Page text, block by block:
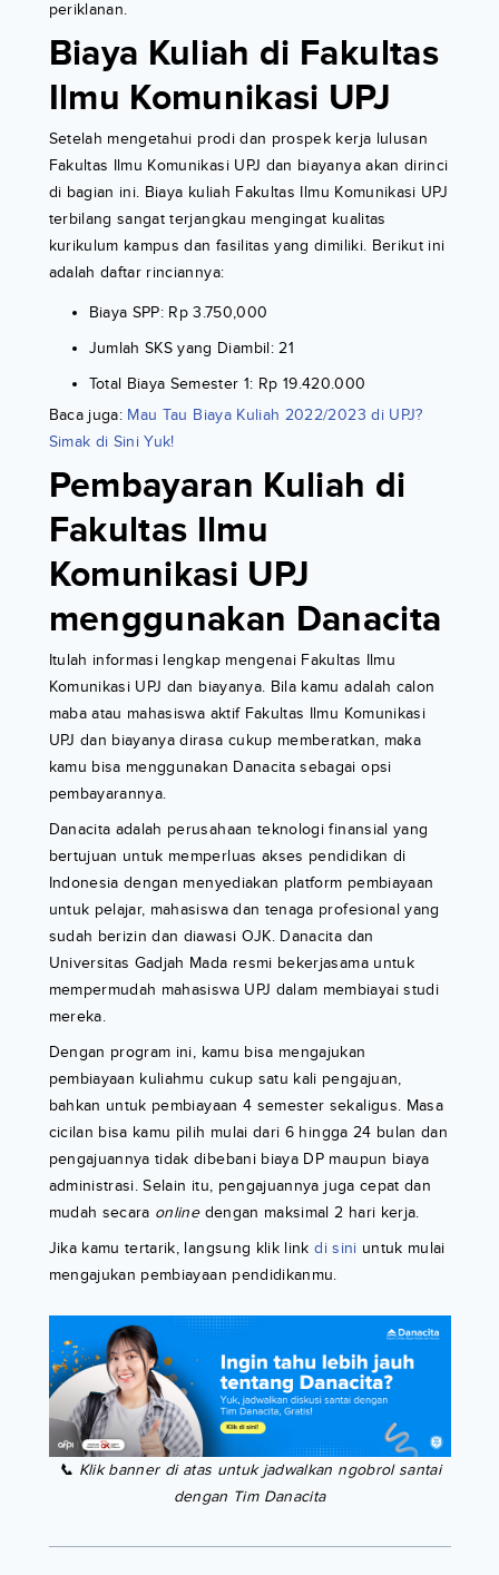
periklanan.
Biaya Kuliah di Fakultas
Ilmu Komunikasi UPJ
Setelah mengetahui prodi dan prospek kerja lulusan
Fakultas Ilmu Komunikasi UPJ dan biayanya akan dirinci
di bagian ini. Biaya kuliah Fakultas Ilmu Komunikasi UPJ
terbilang sangat terjangkau mengingat kualitas
kurikulum kampus dan fasilitas yang dimiliki. Berikut ini
adalah daftar rinciannya:
Biaya SPP: Rp 3.750,000
Jumlah SKS yang Diambil: 21
Total Biaya Semester 1: Rp 19.420.000
Baca juga: Mau Tau Biaya Kuliah 2022/2023 di UPJ?
Simak di Sini Yuk!
Pembayaran Kuliah di
Fakultas Ilmu
Komunikasi UPJ
menggunakan Danacita
Itulah informasi lengkap mengenai Fakultas Ilmu
Komunikasi UPJ dan biayanya. Bila kamu adalah calon
maba atau mahasiswa aktif Fakultas Ilmu Komunikasi
UPJ dan biayanya dirasa cukup memberatkan, maka
kamu bisa menggunakan Danacita sebagai opsi
pembayarannya.
Danacita adalah perusahaan teknologi finansial yang
bertujuan untuk memperluas akses pendidikan di
Indonesia dengan menyediakan platform pembiayaan
untuk pelajar, mahasiswa dan tenaga profesional yang
sudah berizin dan diawasi OJK. Danacita dan
Universitas Gadjah Mada resmi bekerjasama untuk
mempermudah mahasiswa UPJ dalam membiayai studi
mereka.
Dengan program ini, kamu bisa mengajukan
pembiayaan kuliahmu cukup satu kali pengajuan,
bahkan untuk pembiayaan 4 semester sekaligus. Masa
cicilan bisa kamu pilih mulai dari 6 hingga 24 bulan dan
pengajuannya tidak dibebani biaya DP maupun biaya
administrasi. Selain itu, pengajuannya juga cepat dan
mudah secara onlinedengan maksimal 2 hari kerja.
Jika kamu tertarik, langsung klik link di sini untuk mulai
mengajukan pembiayaan pendidikanmu.
📞 Klik banner di atas untuk jadwalkan ngobrol santai
dengan Tim Danacita